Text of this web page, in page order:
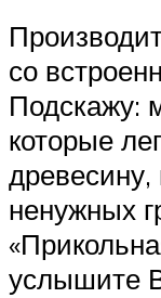
со
Подскажу:
которые
ненужных
услышите